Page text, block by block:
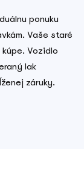
ponuku
Vaše staré
Vozidlo
lak
záruky.